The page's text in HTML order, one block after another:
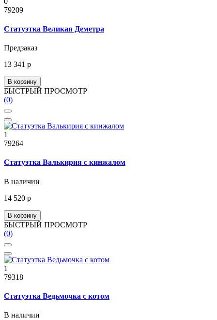
79209
Статуэтка Великая Деметра
Предзаказ
13 341 р
В корзину
БЫСТРЫЙ ПРОСМОТР
(0)
1
79264
Статуэтка Валькирия с кинжалом
В наличии
14 520 р
В корзину
БЫСТРЫЙ ПРОСМОТР
(0)
1
79318
Статуэтка Ведьмочка с котом
В наличии